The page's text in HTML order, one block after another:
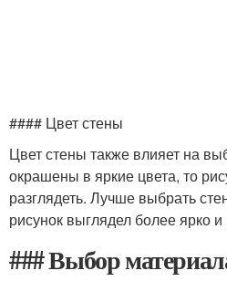
#### Цвет стены
Цвет стены также влияет на
окрашены в яркие цвета, то
разглядеть. Лучше выбрать
рисунок выглядел более ярко и
### Выбор